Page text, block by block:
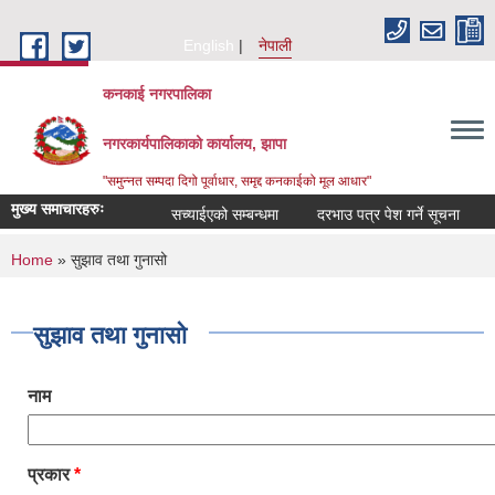
English
नेपाली
कनकाई नगरपालिका
नगरकार्यपालिकाको कार्यालय, झापा
"समुन्नत सम्पदा दिगो पूर्वाधार, समृद्द कनकाईको मूल आधार"
मुख्य समाचारहरुः सच्याईएको सम्बन्धमा दरभाउ पत्र पेश गर्ने सूचना
You are here
Home » सुझाव तथा गुनासो
सुझाव तथा गुनासो
नाम
प्रकार*